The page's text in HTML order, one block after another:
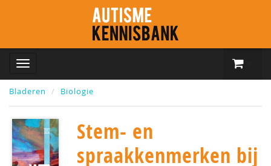
Bladeren Biologie
Stem- en
spraakkenmerken bij